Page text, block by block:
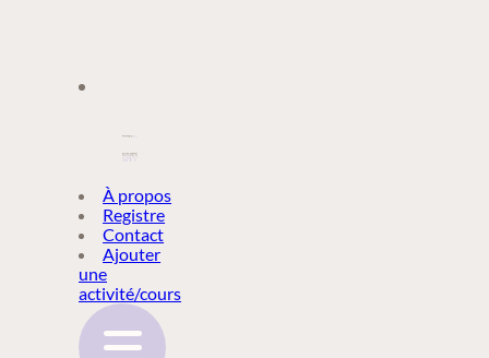
REGISTRE
CONTACT
À propos
Registre
Contact
Ajouter
une
activité/cours